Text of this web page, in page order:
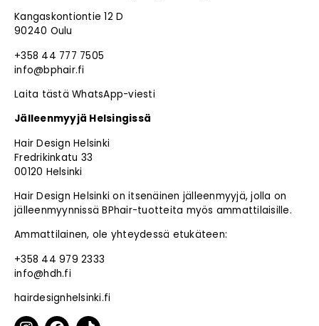
Kangaskontiontie 12 D
90240 Oulu
+358 44 777 7505
info@bphair.fi
Laita tästä WhatsApp-viesti
Jälleenmyyjä Helsingissä
Hair Design Helsinki
Fredrikinkatu 33
00120 Helsinki
Hair Design Helsinki on itsenäinen jälleenmyyjä, jolla on
jälleenmyynnissä BPhair-tuotteita myös ammattilaisille.
Ammattilainen, ole yhteydessä etukäteen:
+358 44 979 2333
info@hdh.fi
hairdesignhelsinki.fi